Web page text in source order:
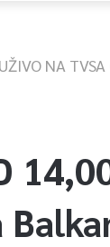
UŽIVO NA